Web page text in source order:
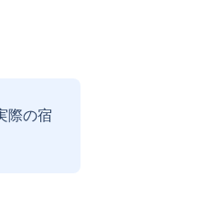
際の宿